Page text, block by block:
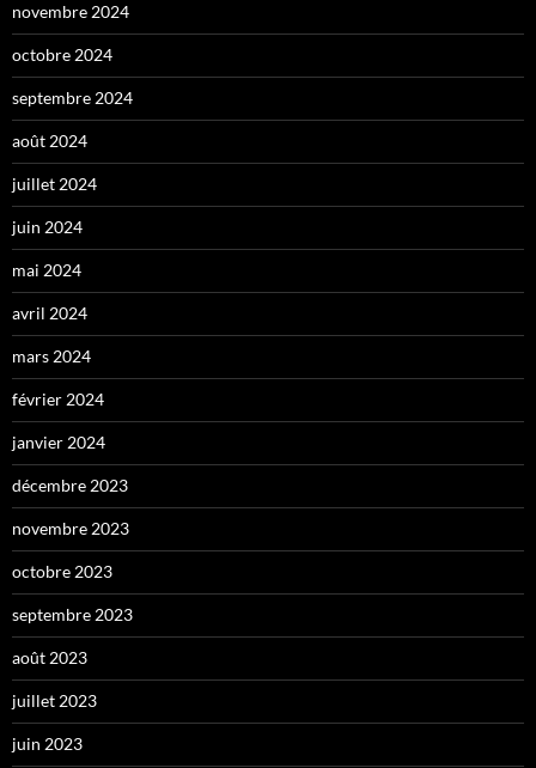
novembre 2024
octobre 2024
septembre 2024
août 2024
juillet 2024
juin 2024
mai 2024
avril 2024
mars 2024
février 2024
janvier 2024
décembre 2023
novembre 2023
octobre 2023
septembre 2023
août 2023
juillet 2023
juin 2023